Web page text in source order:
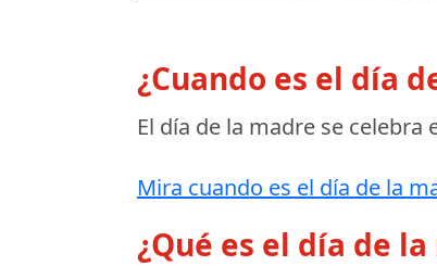
¿Cuando es el día
El día de la madre se celebra
Mira cuando es el día de la
¿Qué es el día de